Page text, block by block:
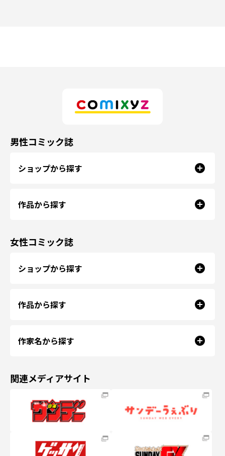
男性コミック誌
ショップから探す
作品から探す
女性コミック誌
ショップから探す
作品から探す
作家名から探す
関連メディアサイト